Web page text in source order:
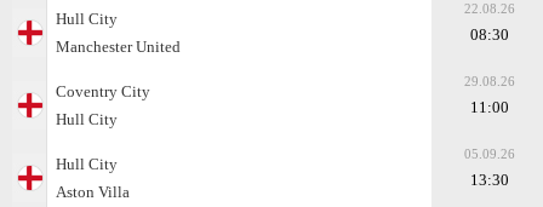
Hull City
Manchester United
22.08.26
08:30
Coventry City
Hull City
29.08.26
11:00
Hull City
Aston Villa
05.09.26
13:30